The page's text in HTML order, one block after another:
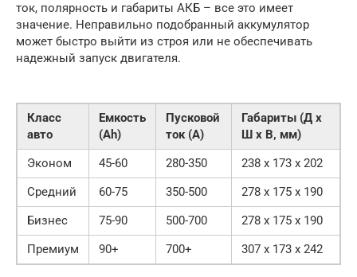
ток, полярность и габариты АКБ – все это имеет
значение. Неправильно подобранный аккумулятор
может быстро выйти из строя или не обеспечивать
надежный запуск двигателя.
Класс
авто
Емкость
(Ah)
Пусковой
ток (A)
Габариты (Д x
Ш x В, мм)
Эконом
45-60 280-350
238 x 173 x 202
Средний
60-75 350-500
278 x 175 x 190
Бизнес
75-90 500-700
278 x 175 x 190
Премиум
90+ 700+ 307 x 173 x 242